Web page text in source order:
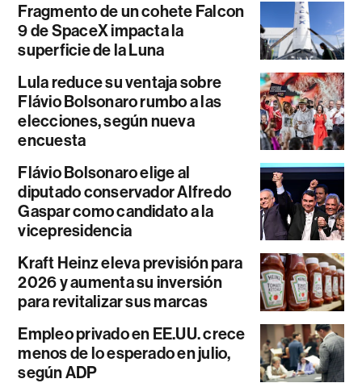
Fragmento de un cohete Falcon
9 de SpaceX impacta la
superficie de la Luna
Lula reduce su ventaja sobre
Flávio Bolsonaro rumbo a las
elecciones, según nueva
encuesta
Flávio Bolsonaro elige al
diputado conservador Alfredo
Gaspar como candidato a la
vicepresidencia
Kraft Heinz eleva previsión para
2026 y aumenta su inversión
para revitalizar sus marcas
Empleo privado en EE.UU. crece
menos de lo esperado en julio,
según ADP